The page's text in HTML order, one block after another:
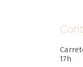
17h.